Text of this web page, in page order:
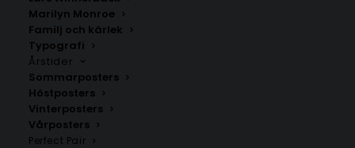
Marilyn Monroe
Familj och kärlek
Typografi
Årstider
Sommarposters
Höstposters
Vinterposters
Vårposters
Perfect Pair
Husby
Fr.200.00